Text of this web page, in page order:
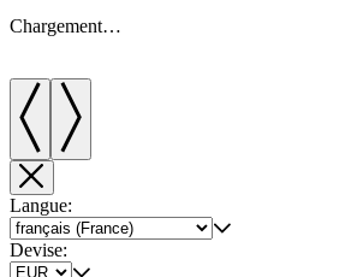
Chargement…
Langue:
Devise: